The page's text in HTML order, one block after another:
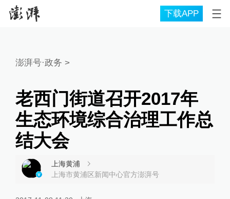
下载APP
澎湃号·政务 >
老西门街道召开2017年
生态环境综合治理工作总
结大会
上海黄浦
上海市黄浦区新闻中心官方澎湃号